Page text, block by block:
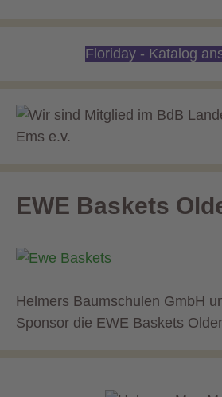
Floriday - Katalog
EWE Baskets
Helmers Baumschulen GmbH
Sponsor die EWE Baskets